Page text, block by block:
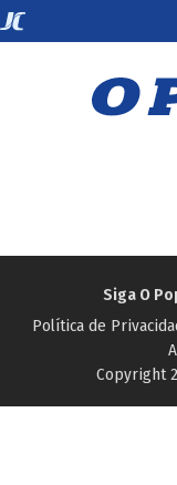
Siga O
Política de
Copyright